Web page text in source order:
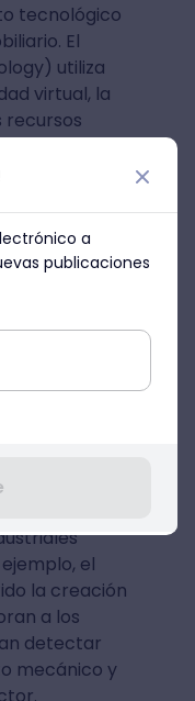
tecnológico
El
utiliza
virtual, la
recursos
la
al usuario
Por
para ofrecer
manera
de objetos
el
la creación
a los
detectar
mecánico y
a
publicaciones